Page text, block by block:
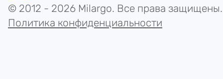
© 2012 - 2026 Milargo. Все права защищены.
Политика конфиденциальности